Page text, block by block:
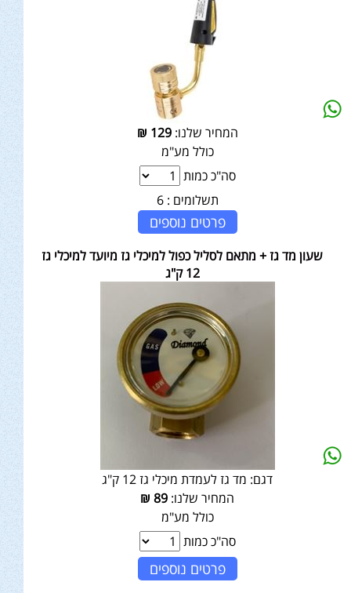
המחיר שלנו:129
₪
כולל מע"מ
סה"כ כמות
תשלומים : 6
פרטים נוספים
שעון מד גז + מתאם לסליל כפול למיכלי גז מיועד למיכלי גז
12 ק"ג
דגם: מד גז לעמדת מיכלי גז 12 ק"ג
המחיר שלנו: 89
₪
כולל מע"מ
סה"כ כמות
פרטים נוספים